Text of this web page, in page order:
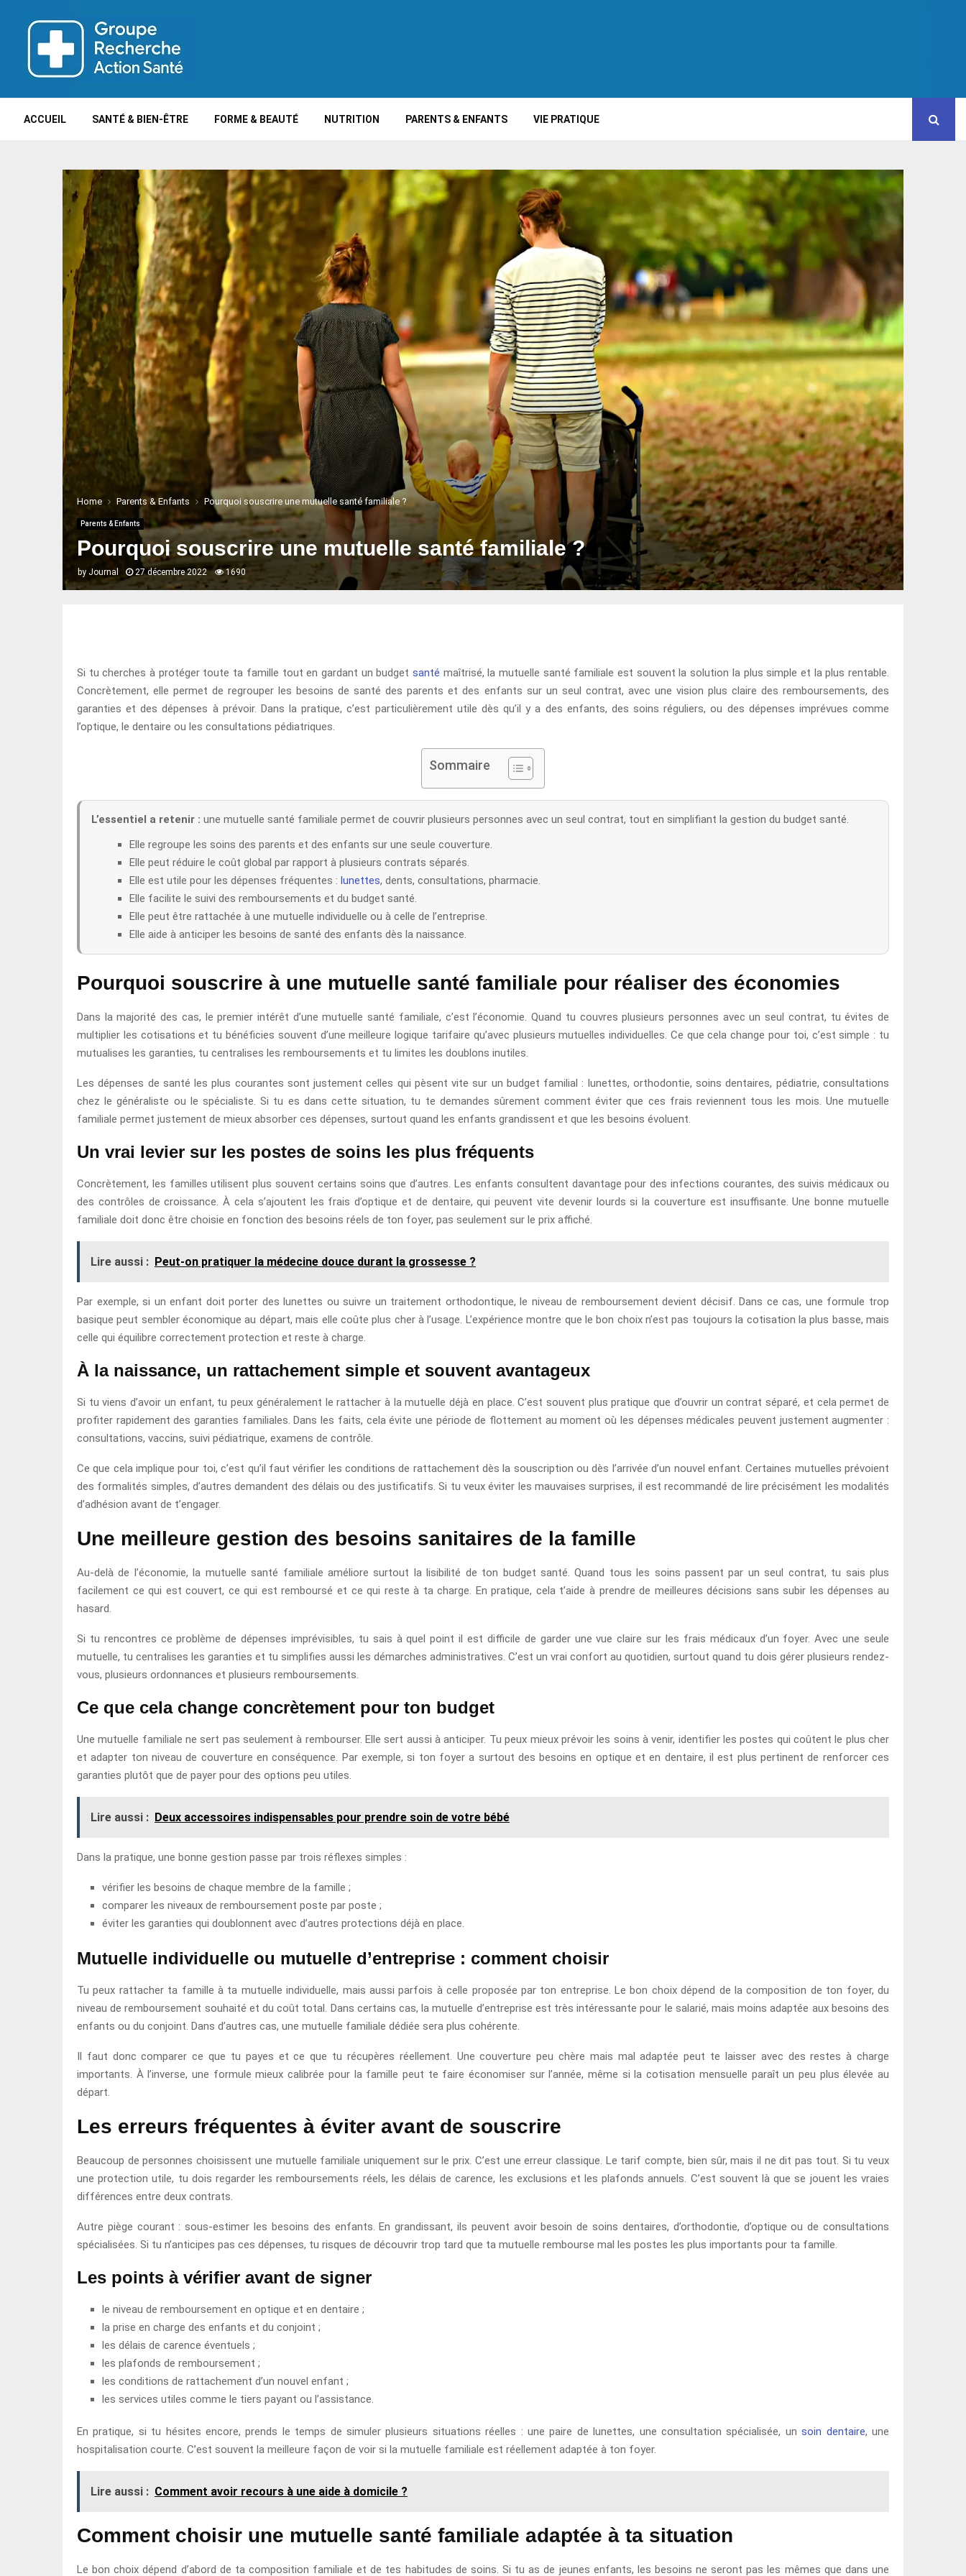
ACCUEIL SANTÉ & BIEN-ÊTRE FORME & BEAUTÉ NUTRITION PARENTS & ENFANTS VIE PRATIQUE
Home Parents & Enfants Pourquoi souscrire une mutuelle santé familiale ?
Parents & Enfants
Pourquoi souscrire une mutuelle santé familiale ?
by Journal 27 décembre 2022 1690
Si tu cherches à protéger toute ta famille tout en gardant un budget santé maîtrisé, la mutuelle santé familiale est souvent la solution la plus simple et la plus rentable.
Concrètement, elle permet de regrouper les besoins de santé des parents et des enfants sur un seul contrat, avec une vision plus claire des remboursements, des
garanties et des dépenses à prévoir. Dans la pratique, c’est particulièrement utile dès qu’il y a des enfants, des soins réguliers, ou des dépenses imprévues comme
l’optique, le dentaire ou les consultations pédiatriques.
Sommaire
L’essentiel a retenir : une mutuelle santé familiale permet de couvrir plusieurs personnes avec un seul contrat, tout en simplifiant la gestion du budget santé.
Elle regroupe les soins des parents et des enfants sur une seule couverture.
Elle peut réduire le coût global par rapport à plusieurs contrats séparés.
Elle est utile pour les dépenses fréquentes : lunettes, dents, consultations, pharmacie.
Elle facilite le suivi des remboursements et du budget santé.
Elle peut être rattachée à une mutuelle individuelle ou à celle de l’entreprise.
Elle aide à anticiper les besoins de santé des enfants dès la naissance.
Pourquoi souscrire à une mutuelle santé familiale pour réaliser des économies
Dans la majorité des cas, le premier intérêt d’une mutuelle santé familiale, c’est l’économie. Quand tu couvres plusieurs personnes avec un seul contrat, tu évites de
multiplier les cotisations et tu bénéficies souvent d’une meilleure logique tarifaire qu’avec plusieurs mutuelles individuelles. Ce que cela change pour toi, c’est simple : tu
mutualises les garanties, tu centralises les remboursements et tu limites les doublons inutiles.
Les dépenses de santé les plus courantes sont justement celles qui pèsent vite sur un budget familial : lunettes, orthodontie, soins dentaires, pédiatrie, consultations
chez le généraliste ou le spécialiste. Si tu es dans cette situation, tu te demandes sûrement comment éviter que ces frais reviennent tous les mois. Une mutuelle
familiale permet justement de mieux absorber ces dépenses, surtout quand les enfants grandissent et que les besoins évoluent.
Un vrai levier sur les postes de soins les plus fréquents
Concrètement, les familles utilisent plus souvent certains soins que d’autres. Les enfants consultent davantage pour des infections courantes, des suivis médicaux ou
des contrôles de croissance. À cela s’ajoutent les frais d’optique et de dentaire, qui peuvent vite devenir lourds si la couverture est insuffisante. Une bonne mutuelle
familiale doit donc être choisie en fonction des besoins réels de ton foyer, pas seulement sur le prix affiché.
Lire aussi : Peut-on pratiquer la médecine douce durant la grossesse ?
Par exemple, si un enfant doit porter des lunettes ou suivre un traitement orthodontique, le niveau de remboursement devient décisif. Dans ce cas, une formule trop
basique peut sembler économique au départ, mais elle coûte plus cher à l’usage. L’expérience montre que le bon choix n’est pas toujours la cotisation la plus basse, mais
celle qui équilibre correctement protection et reste à charge.
À la naissance, un rattachement simple et souvent avantageux
Si tu viens d’avoir un enfant, tu peux généralement le rattacher à la mutuelle déjà en place. C’est souvent plus pratique que d’ouvrir un contrat séparé, et cela permet de
profiter rapidement des garanties familiales. Dans les faits, cela évite une période de flottement au moment où les dépenses médicales peuvent justement augmenter :
consultations, vaccins, suivi pédiatrique, examens de contrôle.
Ce que cela implique pour toi, c’est qu’il faut vérifier les conditions de rattachement dès la souscription ou dès l’arrivée d’un nouvel enfant. Certaines mutuelles prévoient
des formalités simples, d’autres demandent des délais ou des justificatifs. Si tu veux éviter les mauvaises surprises, il est recommandé de lire précisément les modalités
d’adhésion avant de t’engager.
Une meilleure gestion des besoins sanitaires de la famille
Au-delà de l’économie, la mutuelle santé familiale améliore surtout la lisibilité de ton budget santé. Quand tous les soins passent par un seul contrat, tu sais plus
facilement ce qui est couvert, ce qui est remboursé et ce qui reste à ta charge. En pratique, cela t’aide à prendre de meilleures décisions sans subir les dépenses au
hasard.
Si tu rencontres ce problème de dépenses imprévisibles, tu sais à quel point il est difficile de garder une vue claire sur les frais médicaux d’un foyer. Avec une seule
mutuelle, tu centralises les garanties et tu simplifies aussi les démarches administratives. C’est un vrai confort au quotidien, surtout quand tu dois gérer plusieurs rendez-
vous, plusieurs ordonnances et plusieurs remboursements.
Ce que cela change concrètement pour ton budget
Une mutuelle familiale ne sert pas seulement à rembourser. Elle sert aussi à anticiper. Tu peux mieux prévoir les soins à venir, identifier les postes qui coûtent le plus cher
et adapter ton niveau de couverture en conséquence. Par exemple, si ton foyer a surtout des besoins en optique et en dentaire, il est plus pertinent de renforcer ces
garanties plutôt que de payer pour des options peu utiles.
Lire aussi : Deux accessoires indispensables pour prendre soin de votre bébé
Dans la pratique, une bonne gestion passe par trois réflexes simples :
vérifier les besoins de chaque membre de la famille ;
comparer les niveaux de remboursement poste par poste ;
éviter les garanties qui doublonnent avec d’autres protections déjà en place.
Mutuelle individuelle ou mutuelle d’entreprise : comment choisir
Tu peux rattacher ta famille à ta mutuelle individuelle, mais aussi parfois à celle proposée par ton entreprise. Le bon choix dépend de la composition de ton foyer, du
niveau de remboursement souhaité et du coût total. Dans certains cas, la mutuelle d’entreprise est très intéressante pour le salarié, mais moins adaptée aux besoins des
enfants ou du conjoint. Dans d’autres cas, une mutuelle familiale dédiée sera plus cohérente.
Il faut donc comparer ce que tu payes et ce que tu récupères réellement. Une couverture peu chère mais mal adaptée peut te laisser avec des restes à charge
importants. À l’inverse, une formule mieux calibrée pour la famille peut te faire économiser sur l’année, même si la cotisation mensuelle paraît un peu plus élevée au
départ.
Les erreurs fréquentes à éviter avant de souscrire
Beaucoup de personnes choisissent une mutuelle familiale uniquement sur le prix. C’est une erreur classique. Le tarif compte, bien sûr, mais il ne dit pas tout. Si tu veux
une protection utile, tu dois regarder les remboursements réels, les délais de carence, les exclusions et les plafonds annuels. C’est souvent là que se jouent les vraies
différences entre deux contrats.
Autre piège courant : sous-estimer les besoins des enfants. En grandissant, ils peuvent avoir besoin de soins dentaires, d’orthodontie, d’optique ou de consultations
spécialisées. Si tu n’anticipes pas ces dépenses, tu risques de découvrir trop tard que ta mutuelle rembourse mal les postes les plus importants pour ta famille.
Les points à vérifier avant de signer
le niveau de remboursement en optique et en dentaire ;
la prise en charge des enfants et du conjoint ;
les délais de carence éventuels ;
les plafonds de remboursement ;
les conditions de rattachement d’un nouvel enfant ;
les services utiles comme le tiers payant ou l’assistance.
En pratique, si tu hésites encore, prends le temps de simuler plusieurs situations réelles : une paire de lunettes, une consultation spécialisée, unsoin dentaire, une
hospitalisation courte. C’est souvent la meilleure façon de voir si la mutuelle familiale est réellement adaptée à ton foyer.
Lire aussi : Comment avoir recours à une aide à domicile ?
Comment choisir une mutuelle santé familiale adaptée à ta situation
Le bon choix dépend d’abord de ta composition familiale et de tes habitudes de soins. Si tu as de jeunes enfants, les besoins ne seront pas les mêmes que dans une